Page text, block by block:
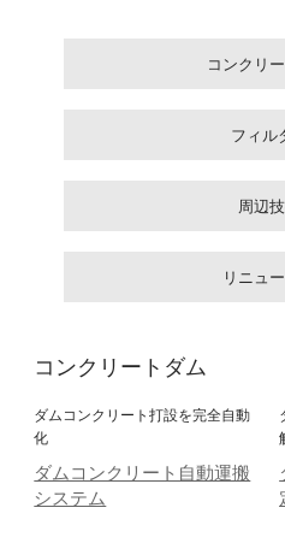
コンクリ
フィル
周辺
リニュ
コンクリートダム
ダムコンクリート打設を完全自動
化
ダムコンクリート自動運搬
システム